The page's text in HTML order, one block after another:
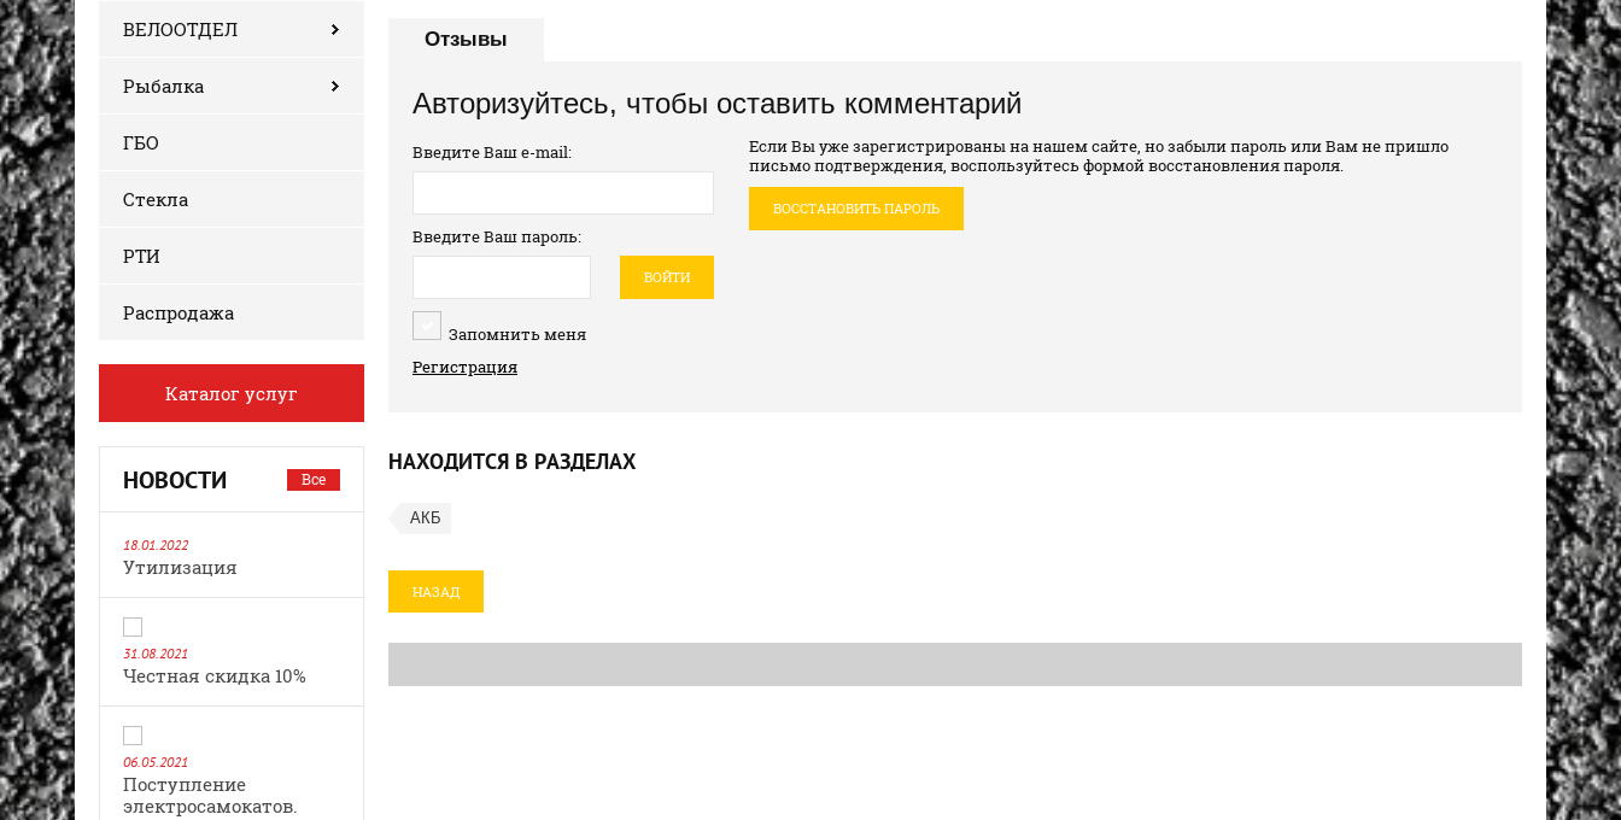
ВЕЛООТДЕЛ
Рыбалка
ГБО
Стекла
РТИ
Распродажа
Каталог услуг
НОВОСТИ Все
18.01.2022
Утилизация
31.08.2021
Честная скидка 10%
06.05.2021
Поступление
электросамокатов.
Отзывы
Авторизуйтесь, чтобы оставить комментарий
Введите Ваш e-mail:
Введите Ваш пароль:
ВОЙТИ
Запомнить меня
Регистрация
Если Вы уже зарегистрированы на нашем сайте, но забыли пароль или Вам не пришло
письмо подтверждения, воспользуйтесь формой восстановления пароля.
ВОССТАНОВИТЬ ПАРОЛЬ
НАХОДИТСЯ В РАЗДЕЛАХ
АКБ
НАЗАД